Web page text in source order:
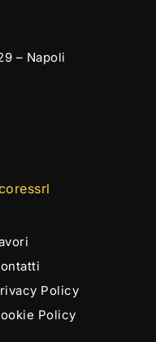
– Napoli
Policy
Policy